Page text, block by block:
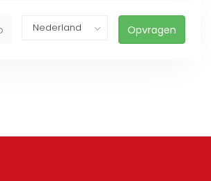
Opvragen